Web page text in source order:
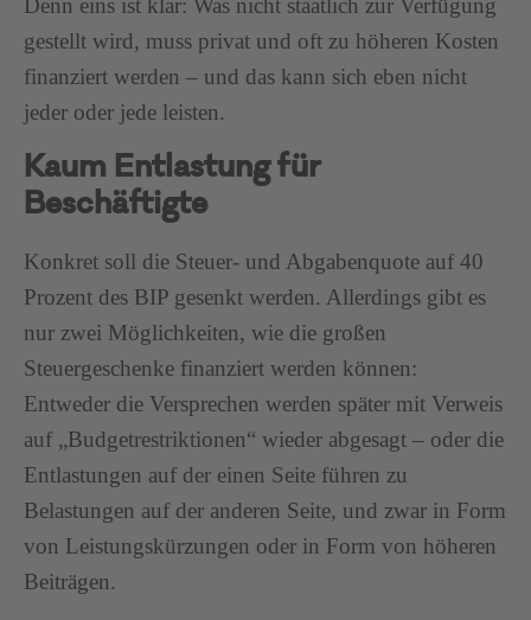
Denn eins ist klar: Was nicht staatlich zur Verfügung
gestellt wird, muss privat und oft zu höheren Kosten
finanziert werden – und das kann sich eben nicht
jeder oder jede leisten.
Kaum Entlastung für
Beschäftigte
Konkret soll die Steuer- und Abgabenquote auf 40
Prozent des BIP gesenkt werden. Allerdings gibt es
nur zwei Möglichkeiten, wie die großen
Steuergeschenke finanziert werden können:
Entweder die Versprechen werden später mit Verweis
auf „Budgetrestriktionen“ wieder abgesagt – oder die
Entlastungen auf der einen Seite führen zu
Belastungen auf der anderen Seite, und zwar in Form
von Leistungskürzungen oder in Form von höheren
Beiträgen.